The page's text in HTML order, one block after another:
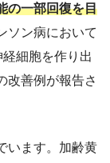
の一部回復を目
ソン病において
細胞を作り出
改善例が報告さ
います。加齢黄